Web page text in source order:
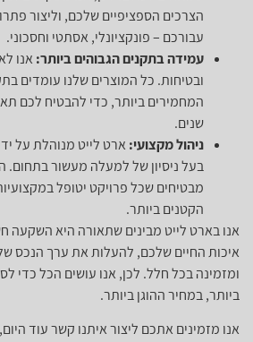
הצרכים הספציפיים שלכם, וליצור
עבורכם – פונקציונלי, אסתטי וחסכוני.
עמידה בתקנים הגבוהים ביותר: אנו
ובטיחות. כל המוצרים שלנו עומדים
המחמירים ביותר, כדי להבטיח לכם
שנים.
ניהול מקצועי: ארט לייט מנוהלת על
בעל ניסיון של למעלה מעשור בתחום.
מבטיחים שכל פרויקט יטופל
הקטנים ביותר.
אנו בארט לייט מבינים שתאורה היא השקעה
איכות החיים שלכם, להעלות את ערך הנכס
ומזמינה בכל חלל. לכן, אנו עושים הכל כדי
ביותר, במחיר ההוגן ביותר.
אנו מזמינים אתכם ליצור איתנו קשר עוד